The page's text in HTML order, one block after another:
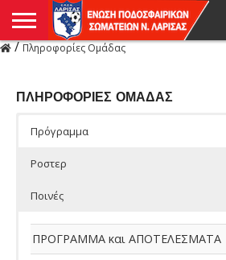
Η
/Πληροφορίες Ομάδας
ΠΛΗΡΟΦΟΡΙΕΣ ΟΜΑΔΑΣ
Πρόγραμμα
Ροστερ
Ποινές
ΠΡΟΓΡΑΜΜΑ και ΑΠΟΤΕΛΕΣΜΑΤΑ